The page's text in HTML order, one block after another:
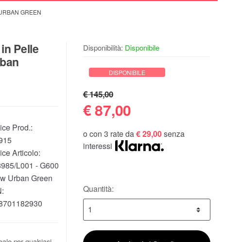
GREEN
Pelle
Prod.:
Articolo:
L001 - G600
Urban Green
Disponibilità: Disponibile
DISPONIBILE
€ 145,00
€87,00
o con 3 rate da€ 29,00senza
interessi
Quantità: